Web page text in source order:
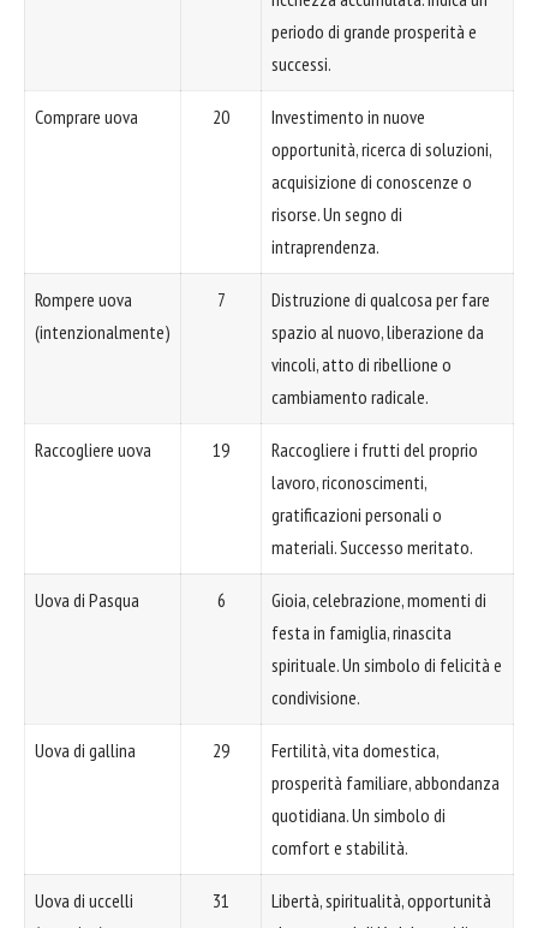
periodo di grande prosperità e
successi.
Comprare uova 20
Investimento in nuove
opportunità, ricerca di soluzioni,
acquisizione di conoscenze o
risorse. Un segno di
intraprendenza.
Rompere uova
(intenzionalmente)
7
Distruzione di qualcosa per fare
spazio al nuovo, liberazione da
vincoli, atto di ribellione o
cambiamento radicale.
Raccogliere uova 19
Raccogliere i frutti del proprio
lavoro, riconoscimenti,
gratificazioni personali o
materiali. Successo meritato.
Uova di Pasqua 6
Gioia, celebrazione, momenti di
festa in famiglia, rinascita
spirituale. Un simbolo di felicità e
condivisione.
Uova di gallina 29
Fertilità, vita domestica,
prosperità familiare, abbondanza
quotidiana. Un simbolo di
comfort e stabilità.
Uova di uccelli
31
Libertà, spiritualità, opportunità